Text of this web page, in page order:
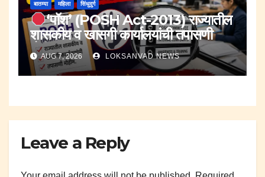
बातम्या महिला सिंधुदुर्ग
‘पॉश’ (POSH Act-2013) राज्यातील
शासकीय व खासगी कार्यालयांची तपासणी
मोहीम..
AUG 7, 2026 LOKSANVAD NEWS
Leave a Reply